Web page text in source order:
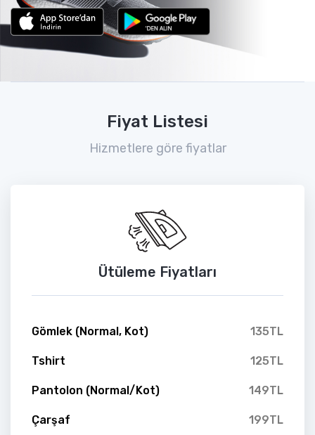
Fiyat Listesi
Hizmetlere göre fiyatlar
Ütüleme Fiyatları
Gömlek (Normal, Kot) 135TL
Tshirt 125TL
Pantolon (Normal/Kot) 149TL
Çarşaf 199TL